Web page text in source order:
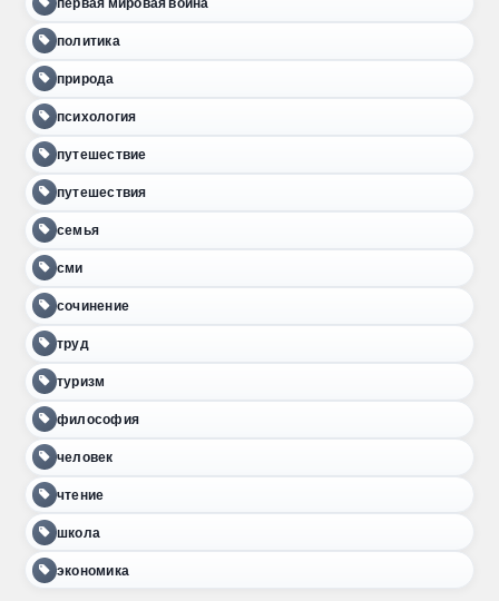
политика
природа
психология
путешествие
путешествия
семья
сми
сочинение
труд
туризм
философия
человек
чтение
школа
экономика